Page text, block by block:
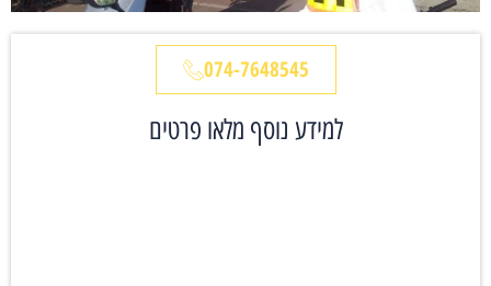
074-7648545
למידע נוסף מלאו פרטים